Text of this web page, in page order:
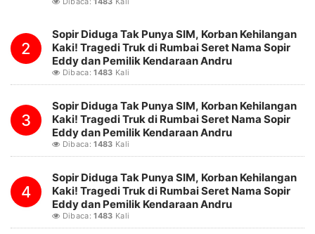
2
Sopir Diduga Tak Punya SIM, Korban Kehilangan
Kaki! Tragedi Truk di Rumbai Seret Nama Sopir
Eddy dan Pemilik Kendaraan Andru
Dibaca:1483 Kali
3
Sopir Diduga Tak Punya SIM, Korban Kehilangan
Kaki! Tragedi Truk di Rumbai Seret Nama Sopir
Eddy dan Pemilik Kendaraan Andru
Dibaca:1483 Kali
4
Sopir Diduga Tak Punya SIM, Korban Kehilangan
Kaki! Tragedi Truk di Rumbai Seret Nama Sopir
Eddy dan Pemilik Kendaraan Andru
Dibaca:1483 Kali